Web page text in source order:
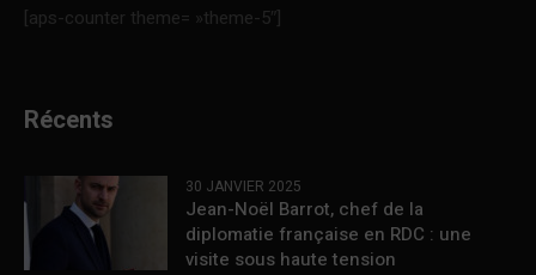
[aps-counter theme= »theme-5″]
Récents
30 JANVIER 2025
Jean-Noël Barrot, chef de la
diplomatie française en RDC : une
visite sous haute tension